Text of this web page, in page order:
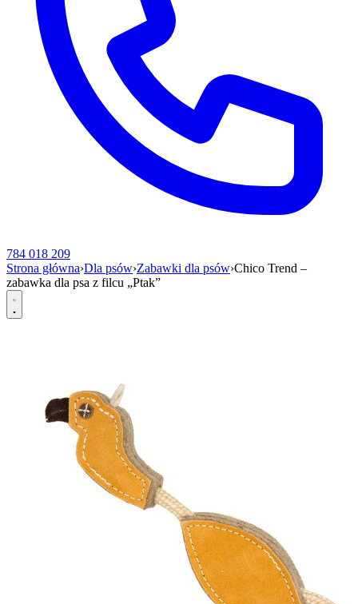
784 018 209
Strona główna›Dla psów›Zabawki dla psów›Chico Trend –
zabawka dla psa z filcu „Ptak”